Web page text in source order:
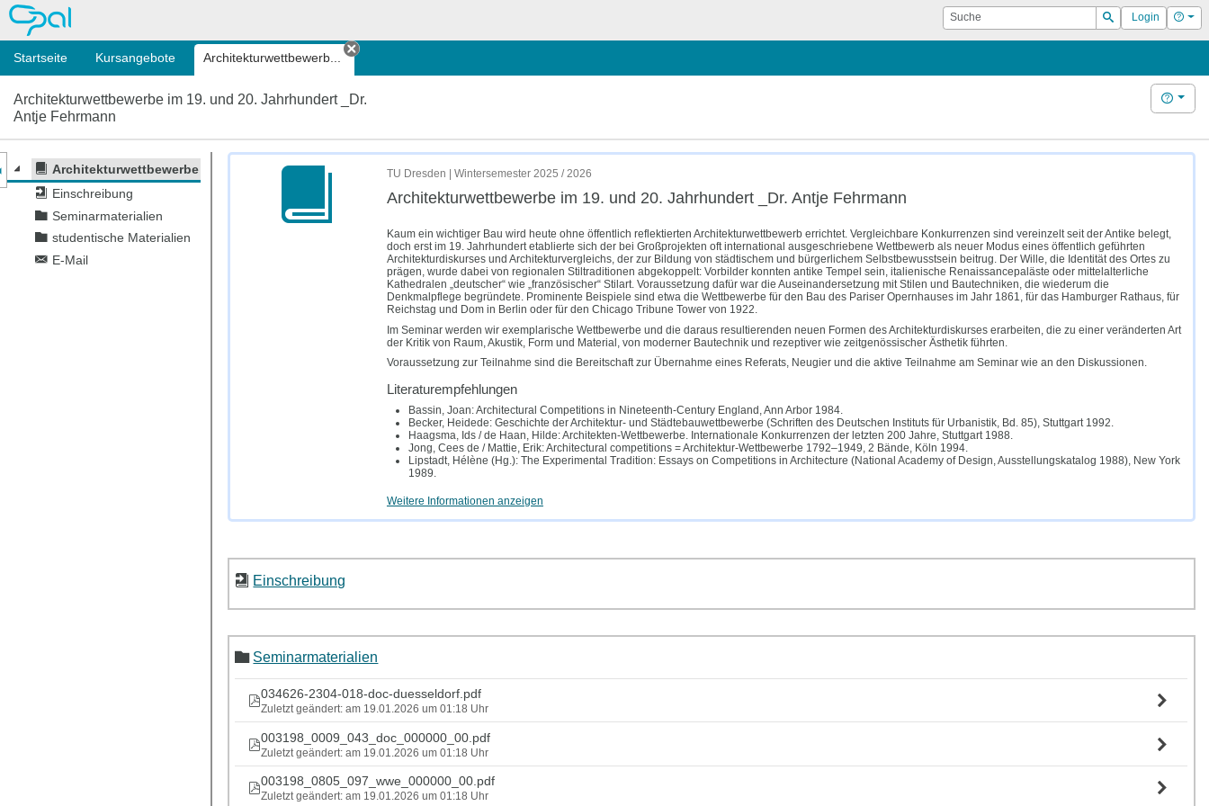
OPAL Suche
Suchen
Login Hilfe
Startseite Kursangebote Architektur­wettbewerb...
Tab schließen
Architektur­wettbewerbe im 19. und 20. Jahrhundert _Dr.
Antje Fehrmann
Hilfe
Architektur­wettbewerbe im 19. und 20. Jahrhundert _Dr. Antje Fehrmann
Einschreibung
Seminarmaterialien
studentische Materialien
E-Mail
des Kursmenüs
TU Dresden | Wintersemester 2025 / 2026
Architektur­wettbewerbe im 19. und 20. Jahrhundert _Dr. Antje Fehrmann
Kaum ein wichtiger Bau wird heute ohne öffentlich reflektierten Architekturwettbewerb errichtet. Vergleichbare Konkurrenzen sind vereinzelt seit der Antike belegt,
doch erst im 19. Jahrhundert etablierte sich der bei Großprojekten oft international ausgeschriebene Wettbewerb als neuer Modus eines öffentlich geführten
Architekturdiskurses und Architekturvergleichs, der zur Bildung von städtischem und bürgerlichem Selbstbewusstsein beitrug. Der Wille, die Identität des Ortes zu
prägen, wurde dabei von regionalen Stiltraditionen abgekoppelt: Vorbilder konnten antike Tempel sein, italienische Renaissancepaläste oder mittelalterliche
Kathedralen „deutscher“ wie „französischer“ Stilart. Voraussetzung dafür war die Auseinandersetzung mit Stilen und Bautechniken, die wiederum die
Denkmalpflege begründete. Prominente Beispiele sind etwa die Wettbewerbe für den Bau des Pariser Opernhauses im Jahr 1861, für das Hamburger Rathaus, für
Reichstag und Dom in Berlin oder für den Chicago Tribune Tower von 1922.
Im Seminar werden wir exemplarische Wettbewerbe und die daraus resultierenden neuen Formen des Architekturdiskurses erarbeiten, die zu einer veränderten Art
der Kritik von Raum, Akustik, Form und Material, von moderner Bautechnik und rezeptiver wie zeitgenössischer Ästhetik führten.
Voraussetzung zur Teilnahme sind die Bereitschaft zur Übernahme eines Referats, Neugier und die aktive Teilnahme am Seminar wie an den Diskussionen.
Literaturempfehlungen
Bassin, Joan: Architectural Competitions in Nineteenth-Century England, Ann Arbor 1984.
Becker, Heidede: Geschichte der Architektur- und Städtebauwettbewerbe (Schriften des Deutschen Instituts für Urbanistik, Bd. 85), Stuttgart 1992.
Haagsma, Ids / de Haan, Hilde: Architekten-Wettbewerbe. Internationale Konkurrenzen der letzten 200 Jahre, Stuttgart 1988.
Jong, Cees de / Mattie, Erik: Architectural competitions = Architektur-Wettbewerbe 1792–1949, 2 Bände, Köln 1994.
Lipstadt, Hélène (Hg.): The Experimental Tradition: Essays on Competitions in Architecture (National Academy of Design, Ausstellungskatalog 1988), New York
1989.
Weitere Informationen anzeigen
Einschreibung
Seminarmaterialien
034626-2304-018-doc-duesseldorf.pdf
Zuletzt geändert: am 19.01.2026 um 01:18 Uhr
003198_0009_043_doc_000000_00.pdf
Zuletzt geändert: am 19.01.2026 um 01:18 Uhr
003198_0805_097_wwe_000000_00.pdf
Zuletzt geändert: am 19.01.2026 um 01:18 Uhr